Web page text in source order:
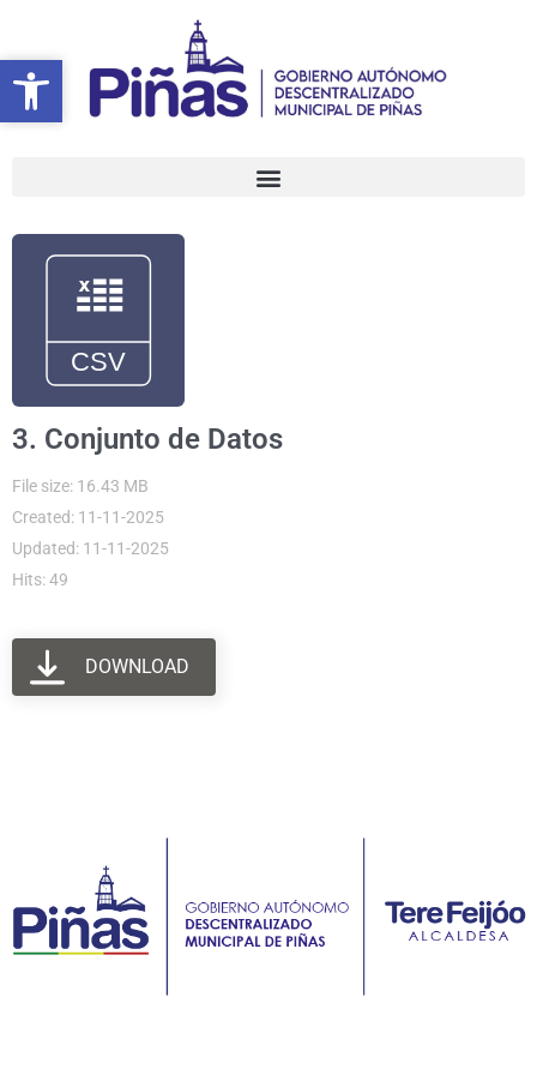
Abrir barra de herramientas
contenido
3. Conjunto de Datos
File size: 16.43 MB
Created: 11-11-2025
Updated: 11-11-2025
Hits: 49
DOWNLOAD
Abrir barra de herramientas